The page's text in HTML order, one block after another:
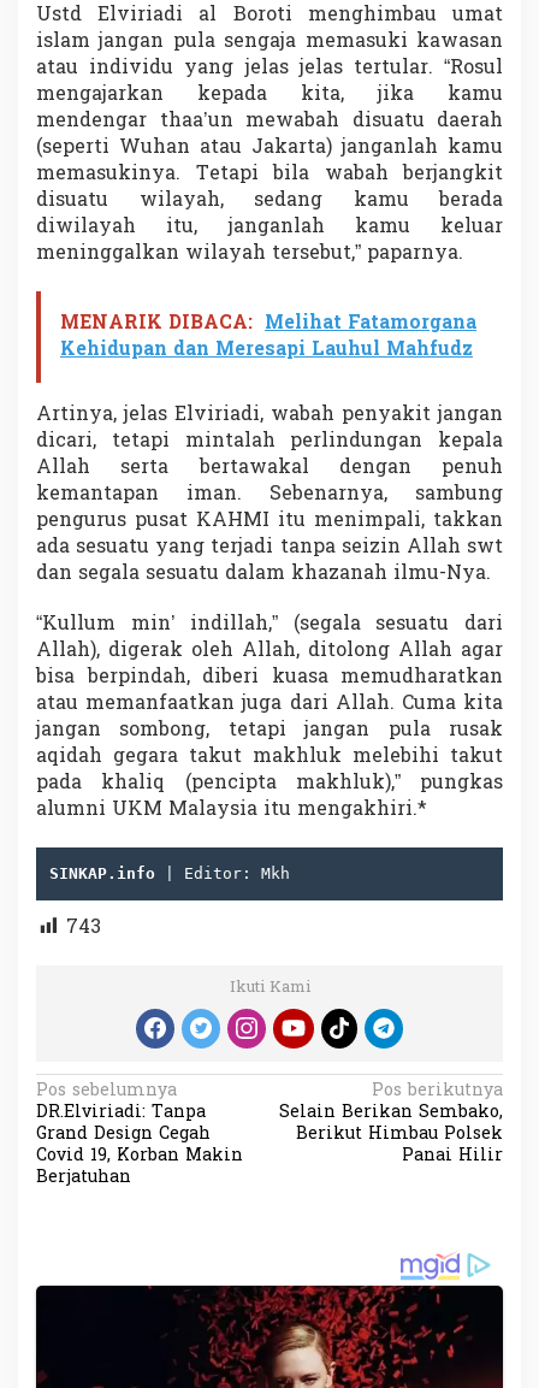
Ustd Elviriadi al Boroti menghimbau umat
islam jangan pula sengaja memasuki kawasan
atau individu yang jelas jelas tertular. “Rosul
mengajarkan kepada kita, jika kamu
mendengar thaa’un mewabah disuatu daerah
(seperti Wuhan atau Jakarta) janganlah kamu
memasukinya. Tetapi bila wabah berjangkit
disuatu wilayah, sedang kamu berada
diwilayah itu, janganlah kamu keluar
meninggalkan wilayah tersebut,” paparnya.
MENARIK DIBACA: Melihat Fatamorgana
Kehidupan dan Meresapi Lauhul Mahfudz
Artinya, jelas Elviriadi, wabah penyakit jangan
dicari, tetapi mintalah perlindungan kepala
Allah serta bertawakal dengan penuh
kemantapan iman. Sebenarnya, sambung
pengurus pusat KAHMI itu menimpali, takkan
ada sesuatu yang terjadi tanpa seizin Allah swt
dan segala sesuatu dalam khazanah ilmu-Nya.
“Kullum min’ indillah,” (segala sesuatu dari
Allah), digerak oleh Allah, ditolong Allah agar
bisa berpindah, diberi kuasa memudharatkan
atau memanfaatkan juga dari Allah. Cuma kita
jangan sombong, tetapi jangan pula rusak
aqidah gegara takut makhluk melebihi takut
pada khaliq (pencipta makhluk),” pungkas
alumni UKM Malaysia itu mengakhiri.*
SINKAP.info | Editor: Mkh
743
Ikuti Kami
N
a
v
s
p
Pos sebelumnya
DR.Elviriadi: Tanpa
Grand Design Cegah
Covid 19, Korban Makin
Berjatuhan
Pos berikutnya
Selain Berikan Sembako,
Berikut Himbau Polsek
Panai Hilir